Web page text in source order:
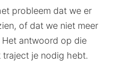
probleem dat we er
of dat we niet meer
antwoord op die
je nodig hebt.